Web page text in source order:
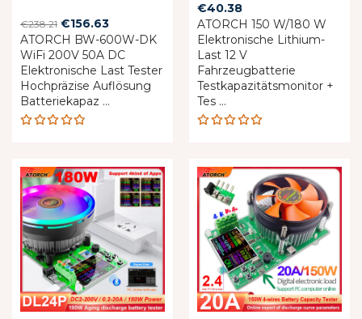
€238.21 Original
price
was:
€238.21.
€156.63Current
price
is:
€156.63.
ATORCH BW-600W-DK
WiFi 200V 50A DC
Elektronische Last Tester
Hochpräzise Auflösung
Batteriekapaz ...
of 5
€40.38
ATORCH 150 W/180 W
Elektronische Lithium-
Last 12 V
Fahrzeugbatterie
Testkapazitätsmonitor +
Tes ...
of 5